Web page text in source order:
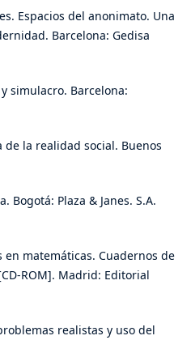
Espacios del anonimato. Una
Barcelona: Gedisa
simulacro. Barcelona:
de la realidad social. Buenos
Bogotá: Plaza & Janes. S.A.
en matemáticas. Cuadernos de
ROM]. Madrid: Editorial
realistas y uso del